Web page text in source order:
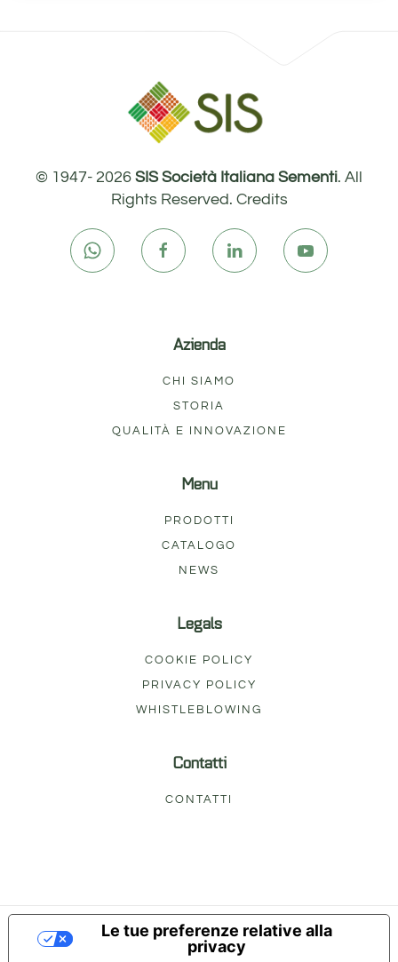
© 1947- 2026 SIS Società Italiana Sementi. All
Rights Reserved. Credits
Azienda
CHI SIAMO
STORIA
QUALITÀ E INNOVAZIONE
Menu
PRODOTTI
CATALOGO
NEWS
Legals
COOKIE POLICY
PRIVACY POLICY
WHISTLEBLOWING
Contatti
CONTATTI
Le tue preferenze relative alla
privacy